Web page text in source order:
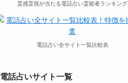
霊感霊視が当たる電話占い霊能者ランキング
電話占い全サイト一覧比較表
電話占いサイト一覧